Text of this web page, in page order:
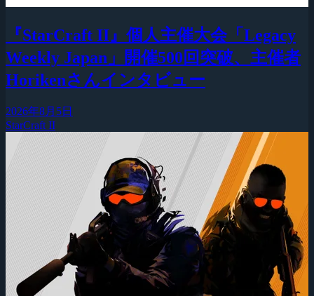
『StarCraft II』個人主催大会「Legacy
Weekly Japan」開催500回突破、主催者
Horikenさんインタビュー
2026年8月5日
StarCraft II